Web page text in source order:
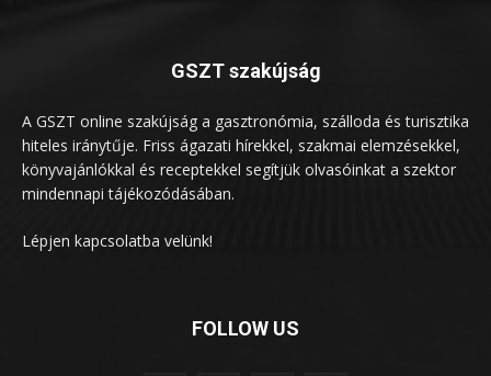
GSZT szakújság
A GSZT online szakújság a gasztronómia, szálloda és turisztika
hiteles iránytűje. Friss ágazati hírekkel, szakmai elemzésekkel,
könyvajánlókkal és receptekkel segítjük olvasóinkat a szektor
mindennapi tájékozódásában.
Lépjen kapcsolatba velünk!
FOLLOW US